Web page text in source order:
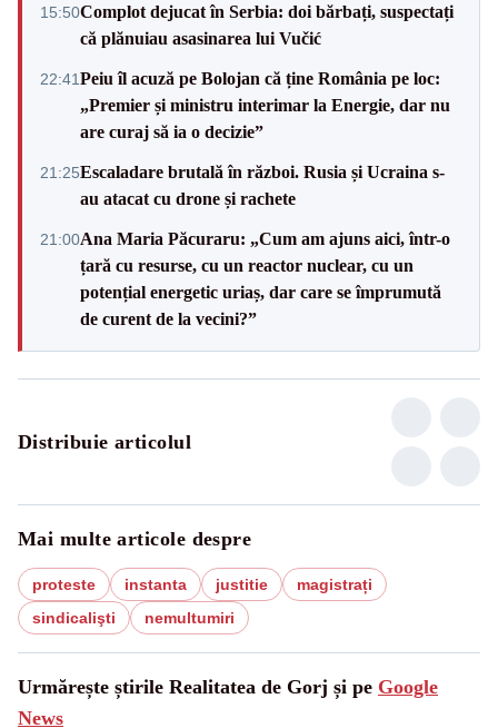
15:50Complot dejucat în Serbia: doi bărbați, suspectați
că plănuiau asasinarea lui Vučić
22:41Peiu îl acuză pe Bolojan că ține România pe loc:
„Premier și ministru interimar la Energie, dar nu
are curaj să ia o decizie”
21:25Escaladare brutală în război. Rusia și Ucraina s-
au atacat cu drone și rachete
21:00Ana Maria Păcuraru: „Cum am ajuns aici, într-o
țară cu resurse, cu un reactor nuclear, cu un
potențial energetic uriaș, dar care se împrumută
de curent de la vecini?”
Distribuie articolul
Mai multe articole despre
proteste instanta justitie
magistrați
sindicalişti
nemultumiri
Urmărește știrile Realitatea de Gorj și pe Google
News